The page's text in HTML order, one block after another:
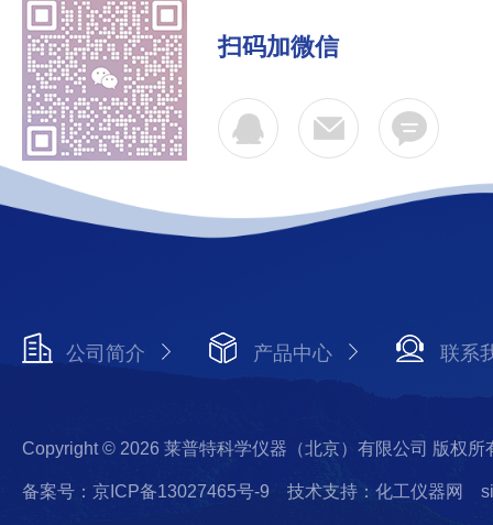
扫码加微信
公司简介 产品中心 联系
Copyright © 2026 莱普特科学仪器（北京）有限公司 版权所
备案号：京ICP备13027465号-9 技术支持：化工仪器网